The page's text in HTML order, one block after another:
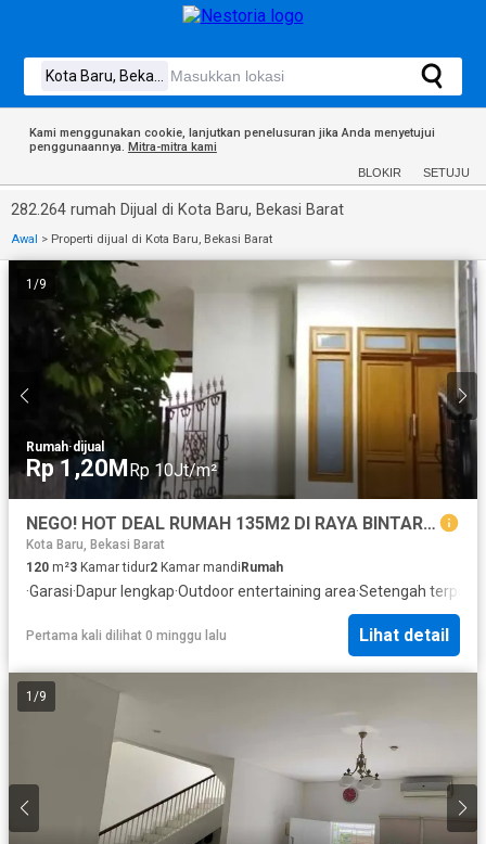
Kami menggunakan cookie, lanjutkan penelusuran jika Anda menyetujui
penggunaannya. Mitra-mitra kami
BLOKIR SETUJU
282.264 rumah Dijual di Kota Baru, Bekasi Barat
Awal > Properti dijual di Kota Baru, Bekasi Barat
1 /9
Rumah·dijual
Rp 1,20MRp 10Jt/m²
NEGO! HOT DEAL RUMAH 135M2 DI RAYA BINTARA JAYA, PONDOK KELAPA, JAKTIM
Kota Baru, Bekasi Barat
120 m²3 Kamar tidur2 Kamar mandiRumah
·Garasi·Dapur lengkap·Outdoor entertaining area·Setengah terpisah
Pertama kali dilihat 0 minggu lalu Lihat detail
1 /9